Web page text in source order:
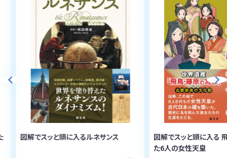
図解でスッと頭に入るルネサンス
図解でスッと頭に入る
た6人の女性天皇